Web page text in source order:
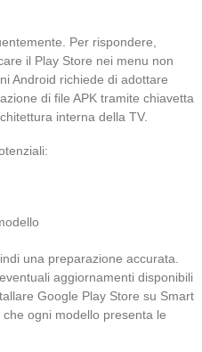
Per rispondere,
il Play Store nei menu non
Android richiede di adottare
di file APK tramite chiavetta
interna della TV.
una preparazione accurata.
aggiornamenti disponibili
Google Play Store su Smart
ogni modello presenta le